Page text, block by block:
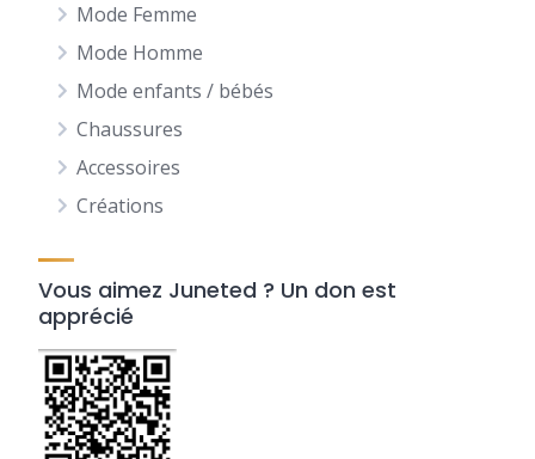
Mode Femme
Mode Homme
Mode enfants / bébés
Chaussures
Accessoires
Créations
Vous aimez Juneted ? Un don est
apprécié